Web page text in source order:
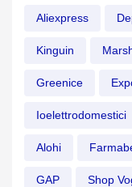
Aliexpress
Kinguin
Greenice
Ioelettrodomestici
Alohi
GAP Shop